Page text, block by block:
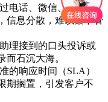
电话、微信、邮件等
信息分散，难以集中管
理接到的口头投诉或
而石沉大海。
的响应时间（SLA）
期搁置，引发客户不